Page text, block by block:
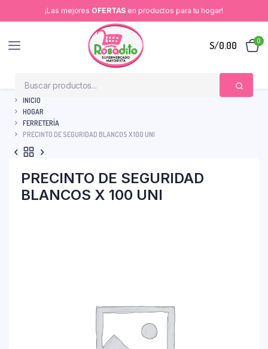
¡Las mejores OFERTAS en productos para tu hogar!
S/0.00 0
INICIO
HOGAR
FERRETERÍA
PRECINTO DE SEGURIDAD BLANCOS X 100 UNI
PRECINTO DE SEGURIDAD
BLANCOS X 100 UNI